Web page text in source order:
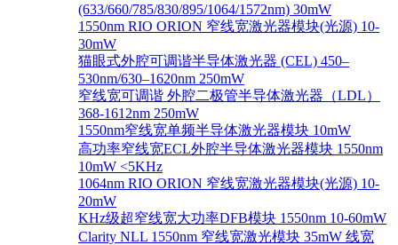
(633/660/785/830/895/1064/1572nm) 30mW
1550nm RIO ORION 窄线宽激光器模块(光源) 10-
30mW
猫眼式外腔可调谐半导体激光器 (CEL) 450–
530nm/630–1620nm 250mW
窄线宽可调谐 外腔二极管半导体激光器（LDL）
368-1612nm 250mW
1550nm窄线宽单频半导体激光器模块 10mW
高功率窄线宽ECL外腔半导体激光器模块 1550nm
10mW <5KHz
1064nm RIO ORION 窄线宽激光器模块(光源) 10-
20mW
KHz级超窄线宽大功率DFB模块 1550nm 10-60mW
Clarity NLL 1550nm 窄线宽激光模块 35mW 线宽